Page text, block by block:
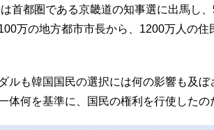
首都圏である京畿道の知事選に出馬し
万の地方都市市長から、1200万人の住
も韓国国民の選択には何の影響も及ぼ
体何を基準に、国民の権利を行使したの